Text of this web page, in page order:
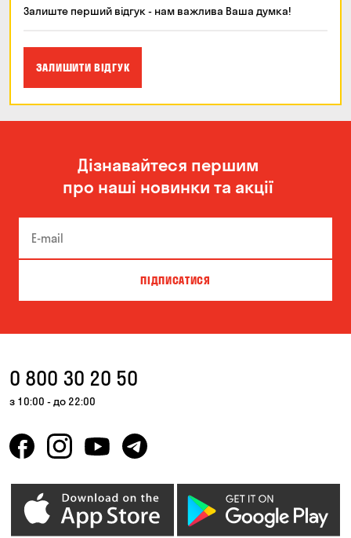
Залиште перший відгук - нам важлива Ваша думка!
ЗАЛИШИТИ ВІДГУК
Дізнавайтеся першим
про наші новинки та акції
ПІДПИСАТИСЯ
0 800 30 20 50
з 10:00 - до 22:00